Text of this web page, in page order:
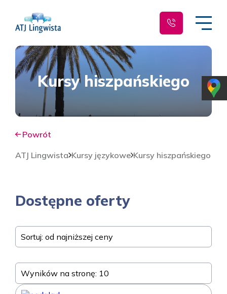
Kursy hiszpańskiego
Powrót
ATJ Lingwista Kursy językowe Kursy hiszpańskiego
Dostępne oferty
Sortuj: od najniższej ceny
Wyników na stronę: 10